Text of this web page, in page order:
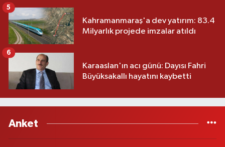
Kahramanmaraş'a dev yatırım: 83.4
Milyarlık projede imzalar atıldı
5
Karaaslan'ın acı günü: Dayısı Fahri
Büyüksakallı hayatını kaybetti
6
Anket